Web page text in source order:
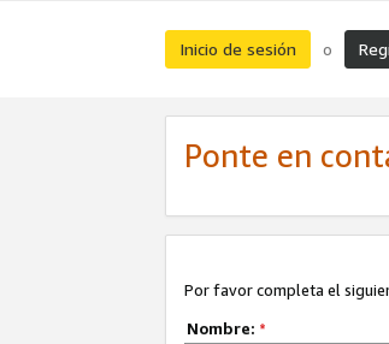
Inicio de sesión o
Ponte en
Por favor completa el
Nombre: *